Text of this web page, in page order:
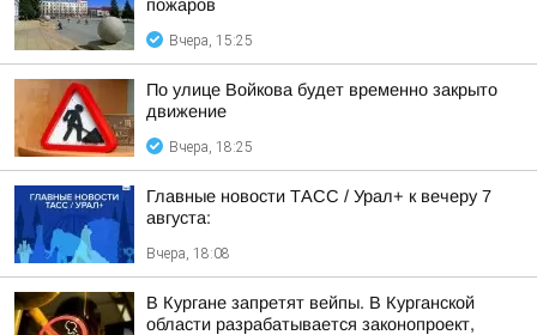
пожаров
Вчера, 15:25
По улице Войкова будет временно закрыто
движение
Вчера, 18:25
Главные новости ТАСС / Урал+ к вечеру 7
августа:
Вчера, 18:08
В Кургане запретят вейпы. В Курганской
области разрабатывается законопроект,